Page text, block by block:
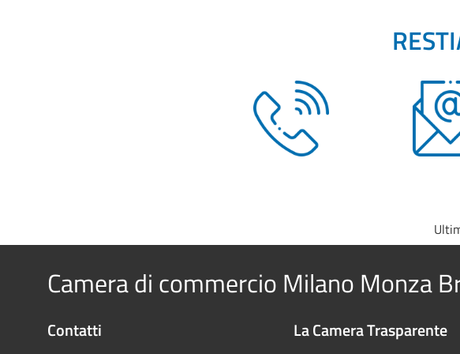
Camera di commercio Milano Monza
Contatti La Camera Trasparente